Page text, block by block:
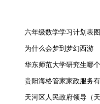
六年级数学学习计划表
为什么会梦到梦幻西游
华东师范大学研究生哪
贵阳海格管家家政服务
天河区人民政府领导（